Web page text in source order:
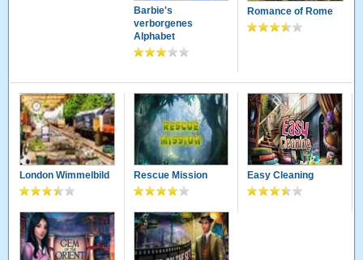
Barbie's
verborgenes
Alphabet
Romance of Rome
London Wimmelbild Rescue Mission Easy Cleaning